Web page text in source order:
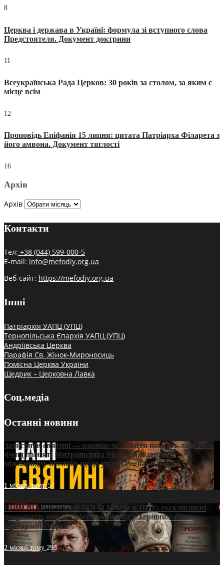
8
Церква і держава в Україні: формула зі вступного слова
Предстоятеля. Документ доктрини
11
Всеукраїнська Рада Церков: 30 років за столом, за яким є
місце всім
12
Проповідь Епіфанія 15 липня: цитата Патріарха Філарета з
його амвона. Документ тяглості
16
Архів
Архів
Контакти
Тел: +38 (044) 599-000-5
E-mail: info@mefodiy.org.ua
Веб-сайт: https://mefodiy.org.ua
Інші
Патріархія УАПЦ (УПЦ)
Тернопільська Єпархія УАПЦ (УПЦ)
Андріївська Церква
Парафія Св. Жінок-Мироносиць
Помісна Церква України
Щедрик – Церковна Лавка
Соц.медіа
Останні новини
Захистити святині — означає захистити пам’ять людства:
Фонд пам’яті Митрополита Мефодія підтримує
міжнародну петицію щодо участі Росії в ЮНЕСКО
1 місяць тому57
ПРИСМАК «РУССЬКОГО МІРА» в ПЦУ: ексклюзивні
документи, вирок і російський слід у Тернопільсько-
Бучацькій єпархії
2 місяці тому 293